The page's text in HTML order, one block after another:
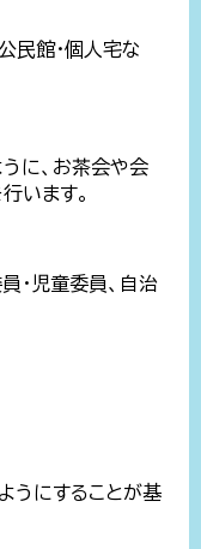
民館・個人宅な
に、お茶会や会
います。
・児童委員、自治
うにすることが基